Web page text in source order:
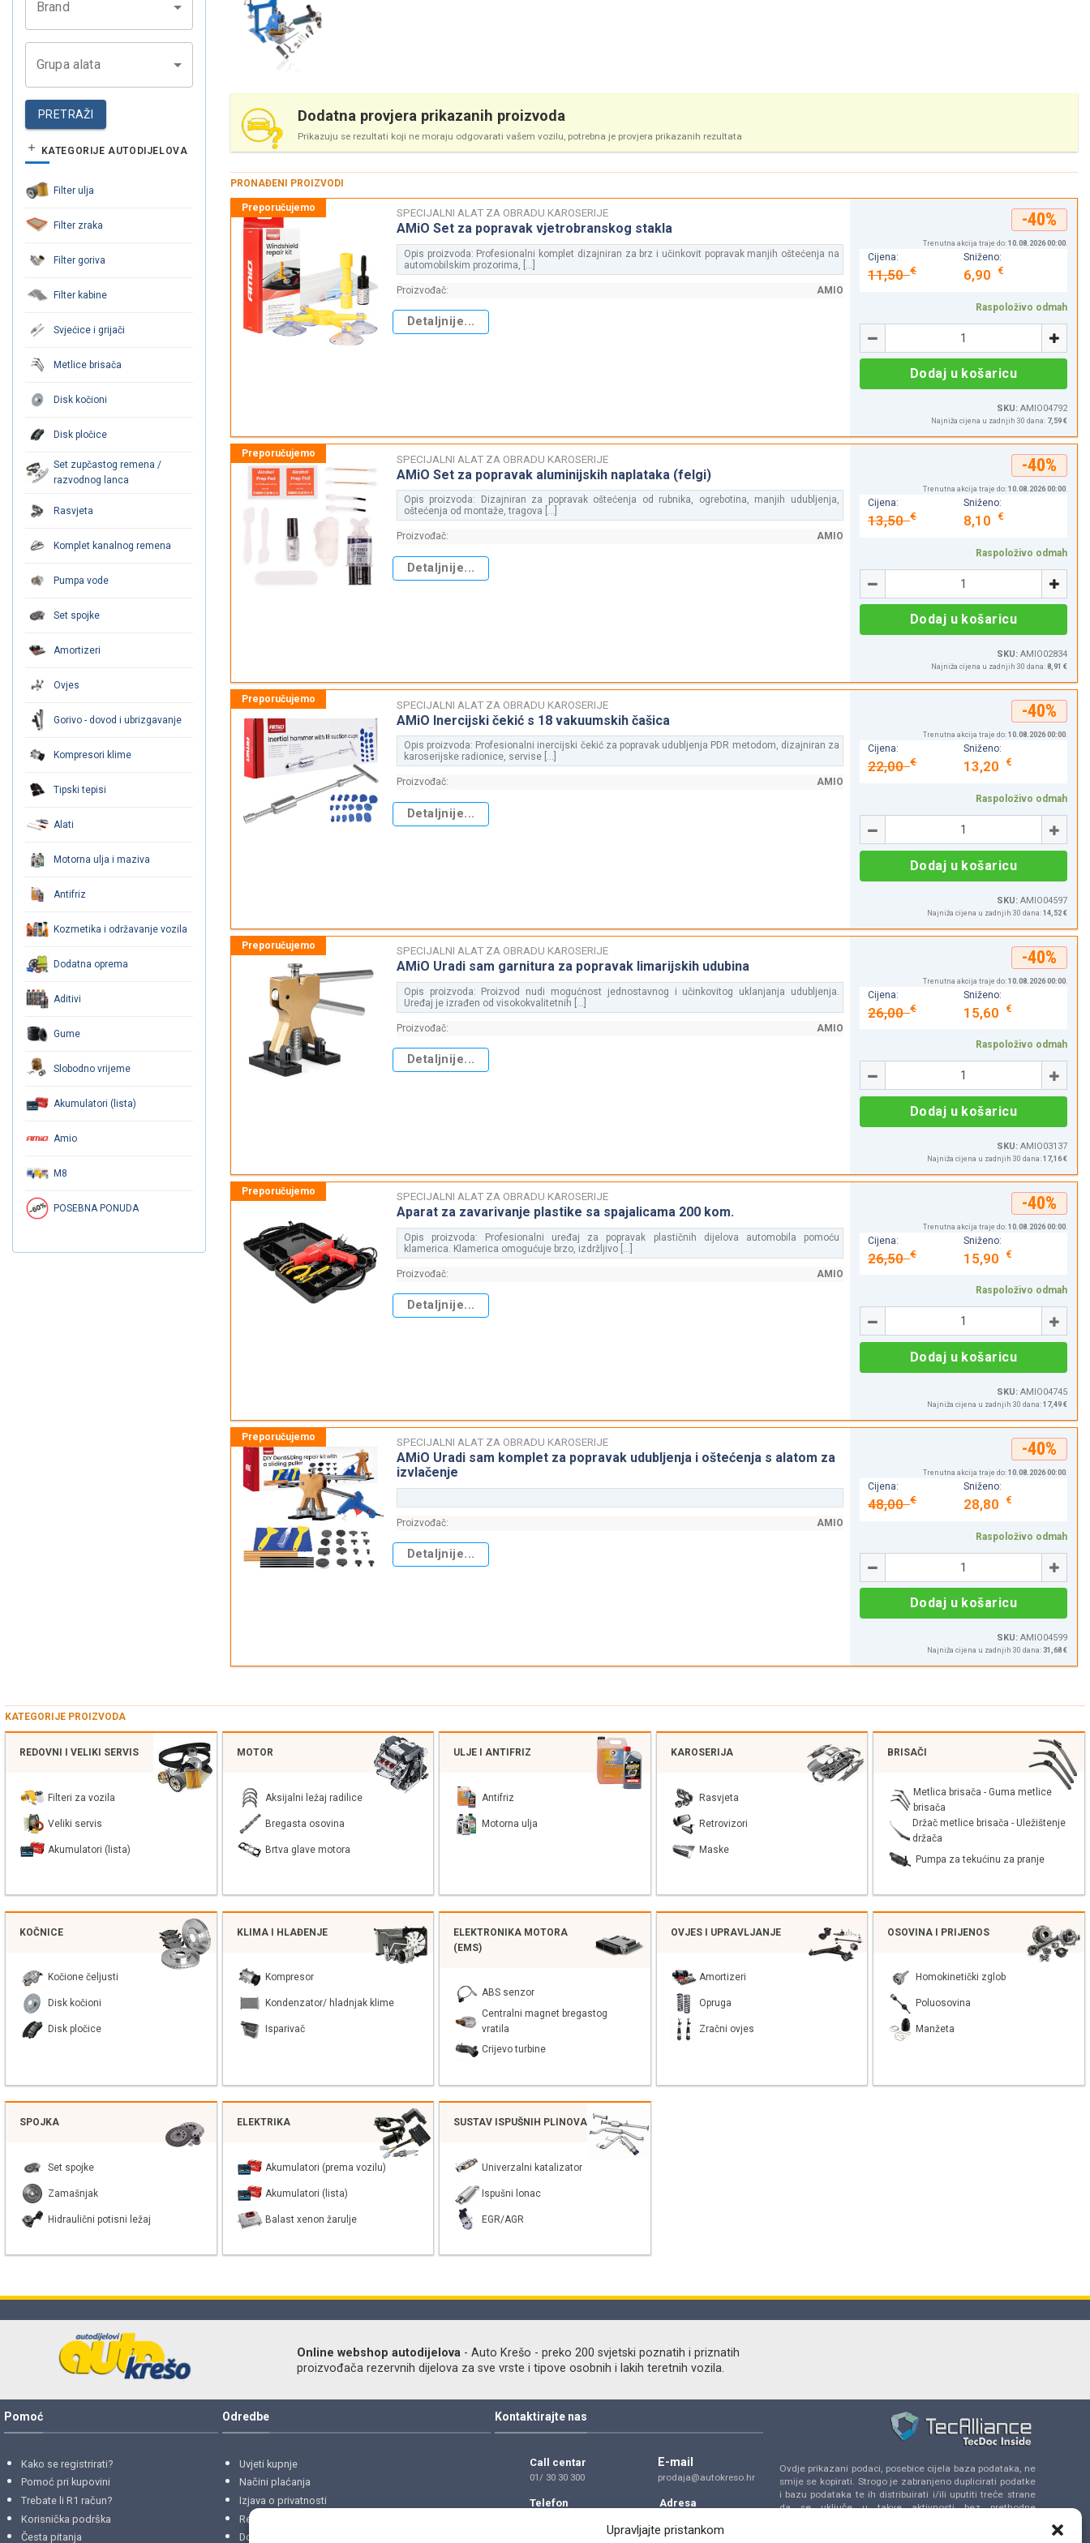
Upravljajte pristankom
Brand
Grupa alata
PRETRAŽI
KATEGORIJE AUTODIJELOVA
Filter ulja
Filter zraka
Filter goriva
Filter kabine
Svjećice i grijači
Metlice brisača
Disk kočioni
Disk pločice
Set zupčastog remena /
razvodnog lanca
Rasvjeta
Komplet kanalnog remena
Pumpa vode
Set spojke
Amortizeri
Ovjes
Gorivo - dovod i ubrizgavanje
Kompresori klime
Tipski tepisi
Alati
Motorna ulja i maziva
Antifriz
Kozmetika i održavanje vozila
Dodatna oprema
Aditivi
Gume
Slobodno vrijeme
Akumulatori (lista)
Amio
M8
POSEBNA PONUDA
Dodatna provjera prikazanih proizvoda
Prikazuju se rezultati koji ne moraju odgovarati vašem vozilu, potrebna je provjera prikazanih rezultata
PRONAĐENI PROIZVODI
SPECIJALNI ALAT ZA OBRADU KAROSERIJE
AMiO Set za popravak vjetrobranskog stakla
Opis proizvoda: Profesionalni komplet dizajniran za brz i učinkovit popravak manjih oštećenja na
automobilskim prozorima, [...]
Proizvođač: AMIO
Detaljnije...
-40%
Trenutna akcija traje do: 10.08.2026 00:00.
Cijena:
11,50€
Sniženo:
6,90 €
Raspoloživo odmah
-
Količina
+
Dodaj u košaricu
SKU:AMIO04792
Najniža cijena u zadnjih 30 dana: 7,59 €
SPECIJALNI ALAT ZA OBRADU KAROSERIJE
AMiO Set za popravak aluminijskih naplataka (felgi)
Opis proizvoda: Dizajniran za popravak oštećenja od rubnika, ogrebotina, manjih udubljenja,
oštećenja od montaže, tragova [...]
Proizvođač: AMIO
Detaljnije...
-40%
Trenutna akcija traje do: 10.08.2026 00:00.
Cijena:
13,50€
Sniženo:
8,10 €
Raspoloživo odmah
-
Količina
+
Dodaj u košaricu
SKU:AMIO02834
Najniža cijena u zadnjih 30 dana: 8,91 €
SPECIJALNI ALAT ZA OBRADU KAROSERIJE
AMiO Inercijski čekić s 18 vakuumskih čašica
Opis proizvoda: Profesionalni inercijski čekić za popravak udubljenja PDR metodom, dizajniran za
karoserijske radionice, servise [...]
Proizvođač: AMIO
Detaljnije...
-40%
Trenutna akcija traje do: 10.08.2026 00:00.
Cijena:
22,00€
Sniženo:
13,20 €
Raspoloživo odmah
-
Količina
+
Dodaj u košaricu
SKU:AMIO04597
Najniža cijena u zadnjih 30 dana: 14,52 €
SPECIJALNI ALAT ZA OBRADU KAROSERIJE
AMiO Uradi sam garnitura za popravak limarijskih udubina
Opis proizvoda: Proizvod nudi mogućnost jednostavnog i učinkovitog uklanjanja udubljenja.
Uređaj je izrađen od visokokvalitetnih [...]
Proizvođač: AMIO
Detaljnije...
-40%
Trenutna akcija traje do: 10.08.2026 00:00.
Cijena:
26,00€
Sniženo:
15,60 €
Raspoloživo odmah
-
Količina
+
Dodaj u košaricu
SKU:AMIO03137
Najniža cijena u zadnjih 30 dana: 17,16 €
SPECIJALNI ALAT ZA OBRADU KAROSERIJE
Aparat za zavarivanje plastike sa spajalicama 200 kom.
Opis proizvoda: Profesionalni uređaj za popravak plastičnih dijelova automobila pomoću
klamerica. Klamerica omogućuje brzo, izdržljivo [...]
Proizvođač: AMIO
Detaljnije...
-40%
Trenutna akcija traje do: 10.08.2026 00:00.
Cijena:
26,50€
Sniženo:
15,90 €
Raspoloživo odmah
-
Količina
+
Dodaj u košaricu
SKU:AMIO04745
Najniža cijena u zadnjih 30 dana: 17,49 €
SPECIJALNI ALAT ZA OBRADU KAROSERIJE
AMiO Uradi sam komplet za popravak udubljenja i oštećenja s alatom za
izvlačenje
Proizvođač: AMIO
Detaljnije...
-40%
Trenutna akcija traje do: 10.08.2026 00:00.
Cijena:
48,00€
Sniženo:
28,80 €
Raspoloživo odmah
-
Količina
+
Dodaj u košaricu
SKU:AMIO04599
Najniža cijena u zadnjih 30 dana: 31,68 €
KATEGORIJE PROIZVODA
REDOVNI I VELIKI SERVIS
Filteri za vozila
Veliki servis
Akumulatori (lista)
MOTOR
Aksijalni ležaj radilice
Bregasta osovina
Brtva glave motora
ULJE I ANTIFRIZ
Antifriz
Motorna ulja
KAROSERIJA
Rasvjeta
Retrovizori
Maske
BRISAČI
Metlica brisača - Guma metlice
brisača
Držač metlice brisača - Uležištenje
držača
Pumpa za tekućinu za pranje
KOČNICE
Kočione čeljusti
Disk kočioni
Disk pločice
KLIMA I HLAĐENJE
Kompresor
Kondenzator/ hladnjak klime
Isparivač
ELEKTRONIKA MOTORA
(EMS)
ABS senzor
Centralni magnet bregastog
vratila
Crijevo turbine
OVJES I UPRAVLJANJE
Amortizeri
Opruga
Zračni ovjes
OSOVINA I PRIJENOS
Homokinetički zglob
Poluosovina
Manžeta
SPOJKA
Set spojke
Zamašnjak
Hidraulični potisni ležaj
ELEKTRIKA
Akumulatori (prema vozilu)
Akumulatori (lista)
Balast xenon žarulje
SUSTAV ISPUŠNIH PLINOVA
Univerzalni katalizator
Ispušni lonac
EGR/AGR
Online webshop autodijelova - Auto Krešo - preko 200 svjetski poznatih i priznatih
proizvođača rezervnih dijelova za sve vrste i tipove osobnih i lakih teretnih vozila.
Pomoć
Kako se registrirati?
Pomoć pri kupovini
Trebate li R1 račun?
Korisnička podrška
Česta pitanja
Odredbe
Uvjeti kupnje
Načini plaćanja
Izjava o privatnosti
Reklamacije
Dostava i isporuke
Kontaktirajte nas
Call centar
01/ 30 30 300
E-mail
prodaja@autokreso.hr
Telefon Adresa
Zagreb
Ovdje prikazani podaci, posebice cijela baza podataka, ne
smije se kopirati. Strogo je zabranjeno duplicirati podatke
i bazu podataka te ih distribuirati i/ili uputiti treće strane
da se uključe u takve aktivnosti bez prethodne